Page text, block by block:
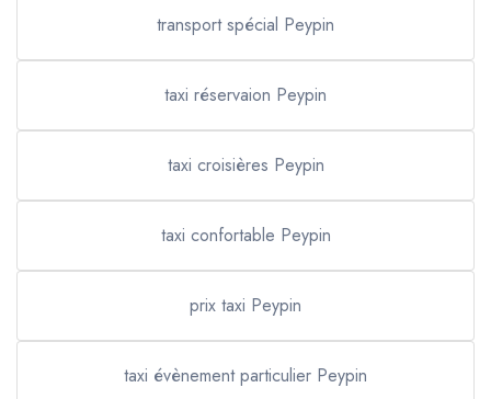
transport spécial Peypin
taxi réservaion Peypin
taxi croisières Peypin
taxi confortable Peypin
prix taxi Peypin
taxi évènement particulier Peypin